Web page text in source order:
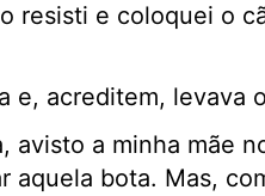
resisti e coloquei o
e, acreditem, levava
avisto a minha mãe
aquela bota. Mas,